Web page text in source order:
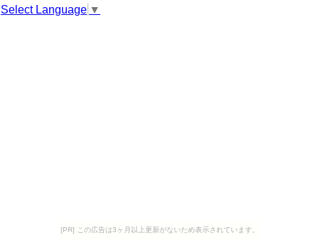
Select Language ▼
[PR] この広告は3ヶ月以上更新がないため表示されています。